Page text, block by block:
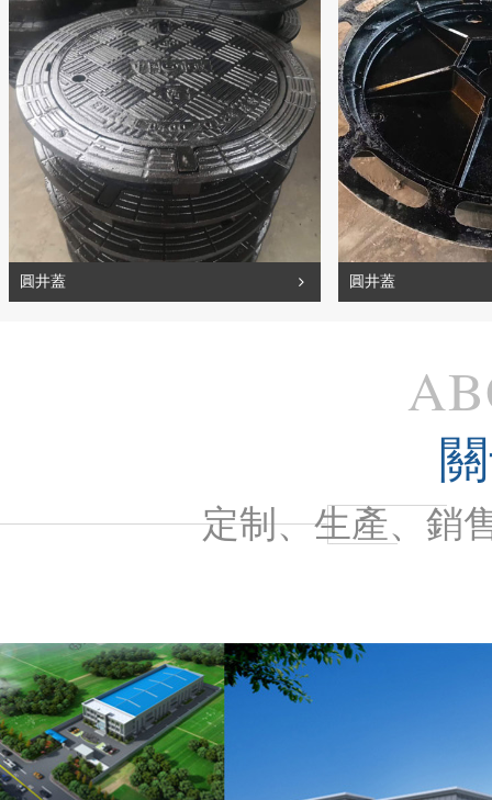
圓井蓋 圓井蓋
定制、生產、銷